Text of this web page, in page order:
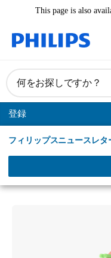
This page is also
何をお探しですか？
登録
フィリップスニュースレタ
Philips One